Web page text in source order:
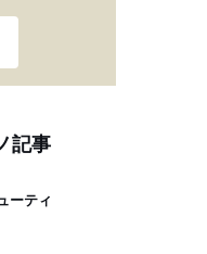
記事
ーティ